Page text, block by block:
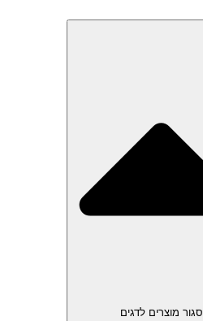
סגור מוצרים לדגים